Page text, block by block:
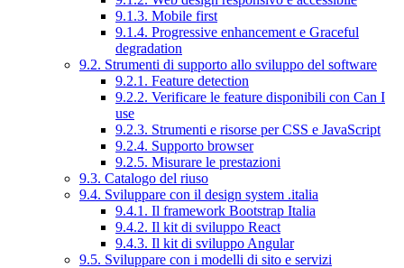
9.1.3. Mobile first
9.1.4. Progressive enhancement e Graceful
degradation
9.2. Strumenti di supporto allo sviluppo del software
9.2.1. Feature detection
9.2.2. Verificare le feature disponibili con Can I
use
9.2.3. Strumenti e risorse per CSS e JavaScript
9.2.4. Supporto browser
9.2.5. Misurare le prestazioni
9.3. Catalogo del riuso
9.4. Sviluppare con il design system .italia
9.4.1. Il framework Bootstrap Italia
9.4.2. Il kit di sviluppo React
9.4.3. Il kit di sviluppo Angular
9.5. Sviluppare con i modelli di sito e servizi